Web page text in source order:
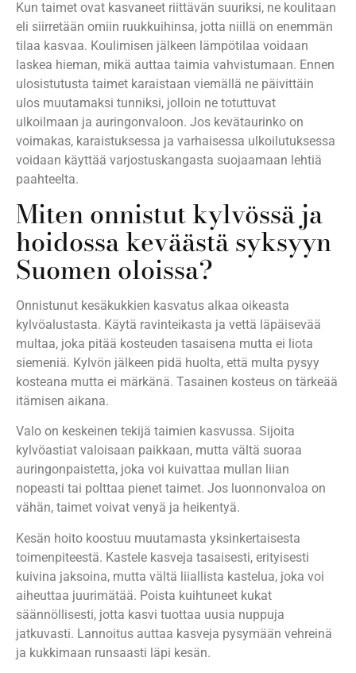
Kun taimet ovat kasvaneet riittävän suuriksi, ne koulitaan
eli siirretään omiin ruukkuihinsa, jotta niillä on enemmän
tilaa kasvaa. Koulimisen jälkeen lämpötilaa voidaan
laskea hieman, mikä auttaa taimia vahvistumaan. Ennen
ulosistutusta taimet karaistaan viemällä ne päivittäin
ulos muutamaksi tunniksi, jolloin ne totuttuvat
ulkoilmaan ja auringonvaloon. Jos kevätaurinko on
voimakas, karaistuksessa ja varhaisessa ulkoilutuksessa
voidaan käyttää varjostuskangasta suojaamaan lehtiä
paahteelta.
Miten onnistut kylvössä ja
hoidossa keväästä syksyyn
Suomen oloissa?
Onnistunut kesäkukkien kasvatus alkaa oikeasta
kylvöalustasta. Käytä ravinteikasta ja vettä läpäisevää
multaa, joka pitää kosteuden tasaisena mutta ei liota
siemeniä. Kylvön jälkeen pidä huolta, että multa pysyy
kosteana mutta ei märkänä. Tasainen kosteus on tärkeää
itämisen aikana.
Valo on keskeinen tekijä taimien kasvussa. Sijoita
kylvöastiat valoisaan paikkaan, mutta vältä suoraa
auringonpaistetta, joka voi kuivattaa mullan liian
nopeasti tai polttaa pienet taimet. Jos luonnonvaloa on
vähän, taimet voivat venyä ja heikentyä.
Kesän hoito koostuu muutamasta yksinkertaisesta
toimenpiteestä. Kastele kasveja tasaisesti, erityisesti
kuivina jaksoina, mutta vältä liiallista kastelua, joka voi
aiheuttaa juurimätää. Poista kuihtuneet kukat
säännöllisesti, jotta kasvi tuottaa uusia nuppuja
jatkuvasti. Lannoitus auttaa kasveja pysymään vehreinä
ja kukkimaan runsaasti läpi kesän.